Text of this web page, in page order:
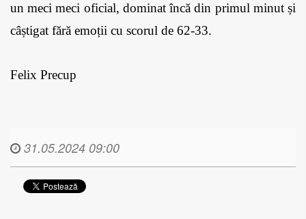
un meci meci oficial, dominat încă din primul minut și
câștigat fără emoții cu scorul de 62-33.
Felix Precup
31.05.2024 09:00